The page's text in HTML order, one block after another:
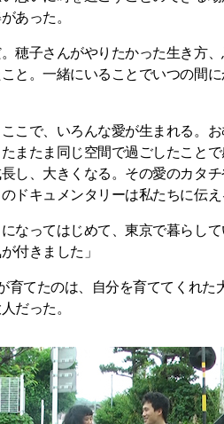
あった。
穂子さんがやりたかった生き方
と。一緒にいることでいつの間
こで、いろんな愛が生まれる。
またま同じ空間で過ごしたこと
し、大きくなる。その愛のカタ
ドキュメンタリーは私たちに伝
になってはじめて、東京で暮らし
付きました」
育てたのは、自分を育ててくれた
だった。